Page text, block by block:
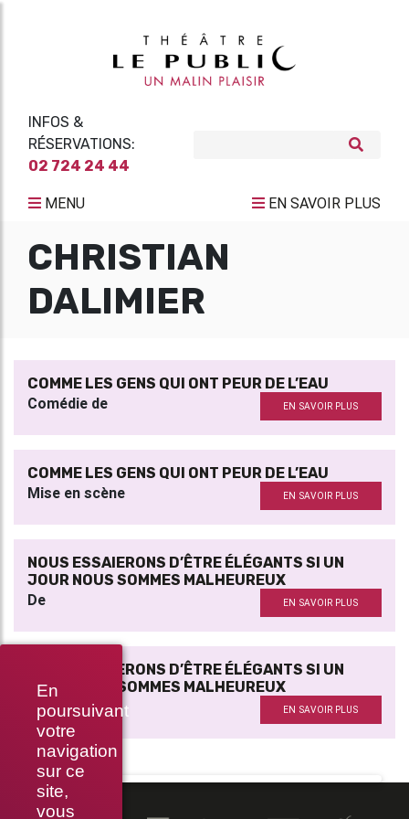
En
poursuivant
votre
navigation
sur ce
site,
vous
INFOS &
RÉSERVATIONS:
02 724 24 44
MENU EN SAVOIR PLUS
CHRISTIAN
DALIMIER
COMME LES GENS QUI ONT PEUR DE L’EAU
Comédie de EN SAVOIR PLUS
COMME LES GENS QUI ONT PEUR DE L’EAU
Mise en scène EN SAVOIR PLUS
NOUS ESSAIERONS D’ÊTRE ÉLÉGANTS SI UN
JOUR NOUS SOMMES MALHEUREUX
De EN SAVOIR PLUS
NOUS ESSAIERONS D’ÊTRE ÉLÉGANTS SI UN
JOUR NOUS SOMMES MALHEUREUX
Mise en voix EN SAVOIR PLUS